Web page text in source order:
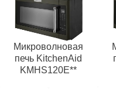
Микроволновая
печь KitchenAid
KMHS120E**